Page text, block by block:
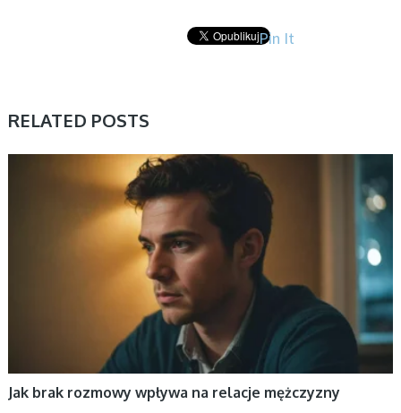
Pin It
RELATED POSTS
Jak brak rozmowy wpływa na relacje mężczyzny